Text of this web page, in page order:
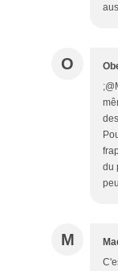
O
du
M